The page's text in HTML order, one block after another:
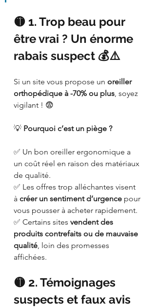
🟡 1. Trop beau pour
être vrai ? Un énorme
rabais suspect 💰⚠️
Si un site vous propose un oreiller
orthopédique à -70% ou plus , soyez
vigilant ! 😨
💡 Pourquoi c’est un piège ?
✅ Un bon oreiller ergonomique a
un coût réel en raison des matériaux
de qualité.
✅ Les offres trop alléchantes visent
à créer un sentiment d’urgence pour
vous pousser à acheter rapidement.
✅ Certains sites vendent des
produits contrefaits ou de mauvaise
qualité , loin des promesses
affichées.
🟡 2. Témoignages
suspects et faux avis